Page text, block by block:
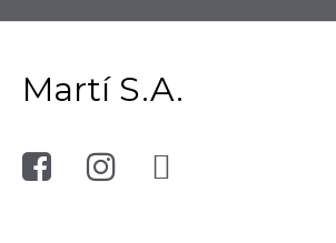
Martí S.A.